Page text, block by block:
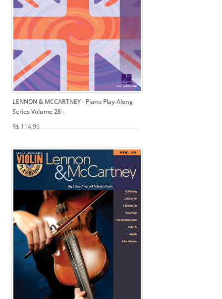
LENNON & MCCARTNEY - Piano Play-Along
Series Volume 28-
R$ 114,99